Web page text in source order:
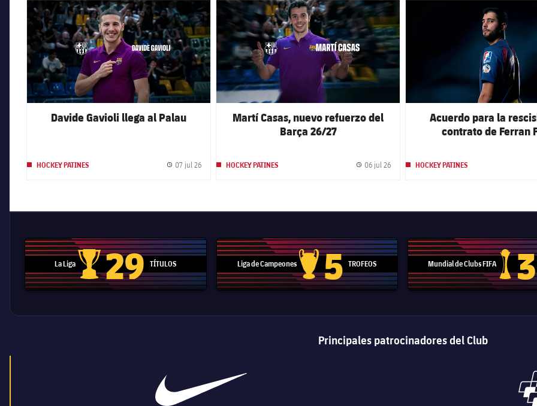
FC Barcelona club badge
Davide Gavioli llega al Palau
HOCKEY PATINES Fecha de publicación
07 jul 26
FC Barcelona club badge
Martí Casas, nuevo refuerzo del
Barça 26/27
HOCKEY PATINES Fecha de publicación
06 jul 26
FC Barcelona club badge
Acuerdo para la
contrato de Ferran
HOCKEY PATINES
La Liga
Trofeo de La Liga
29 TÍTULOS Liga de Campeones
Trofeo de la Liga de Campeones
5 TROFEOS Mundial de Clubs FIFA
Trofeo del
3
Principales patrocinadores del Club